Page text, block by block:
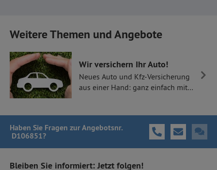
Weitere Themen und Angebote
Wir versichern Ihr Auto!
Neues Auto und Kfz-Versicherung
aus einer Hand: ganz einfach mit
Haben Sie Fragen zur Angebotsnr.
D106851?
Bleiben Sie informiert: Jetzt folgen!